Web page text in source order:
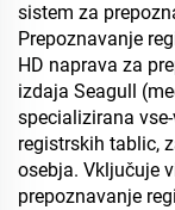
sistem za
Prepoznavanje
HD naprava za
izdaja Seagull
specializirana
registrskih tablic,
osebja. Vključuje
prepoznavanje